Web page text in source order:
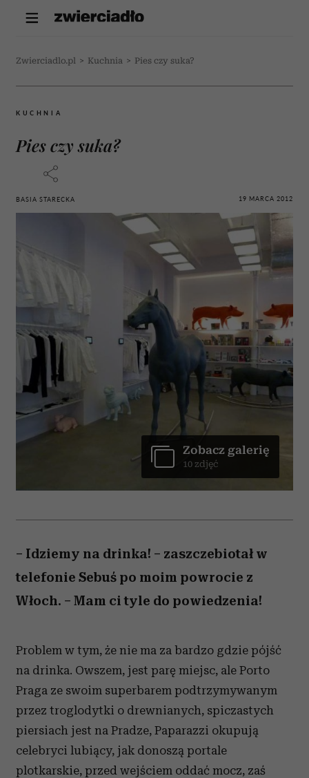
Zwierciadlo.pl > Kuchnia > Pies czy suka?
KUCHNIA
Pies czy suka?
BASIA STARECKA 19 MARCA 2012
Zobacz galerię
10 zdjęć
– Idziemy na drinka! – zaszczebiotał w
telefonie Sebuś po moim powrocie z
Włoch. – Mam ci tyle do powiedzenia!
Problem w tym, że nie ma za bardzo gdzie pójść
na drinka. Owszem, jest parę miejsc, ale Porto
Praga ze swoim superbarem podtrzymywanym
przez troglodytki o drewnianych, spiczastych
piersiach jest na Pradze, Paparazzi okupują
celebryci lubiący, jak donoszą portale
plotkarskie, przed wejściem oddać mocz, zaś